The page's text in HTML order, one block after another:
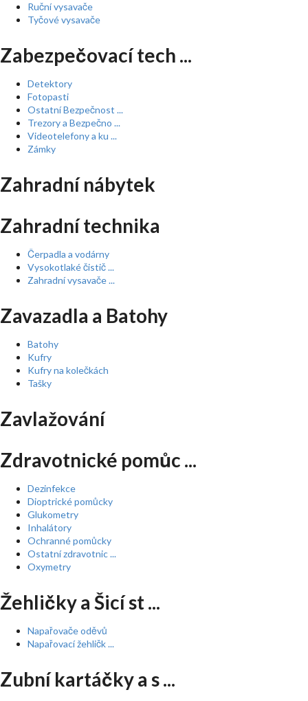
Ruční vysavače
Tyčové vysavače
Zabezpečovací tech ...
Detektory
Fotopasti
Ostatní Bezpečnost ...
Trezory a Bezpečno ...
Videotelefony a ku ...
Zámky
Zahradní nábytek
Zahradní technika
Čerpadla a vodárny
Vysokotlaké čistič ...
Zahradní vysavače ...
Zavazadla a Batohy
Batohy
Kufry
Kufry na kolečkách
Tašky
Zavlažování
Zdravotnické pomůc ...
Dezinfekce
Dioptrické pomůcky
Glukometry
Inhalátory
Ochranné pomůcky
Ostatní zdravotnic ...
Oxymetry
Žehličky a Šicí st ...
Napařovače oděvů
Napařovací žehličk ...
Zubní kartáčky a s ...